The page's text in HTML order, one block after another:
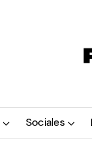
Sociales